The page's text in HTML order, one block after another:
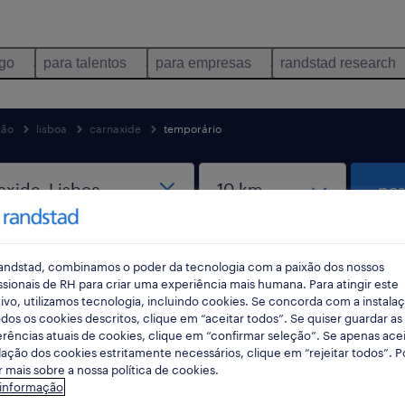
para talentos para empresas randstad research
lisboa carnaxide temporário
empregos disponíveis em
combinamos o poder da tecnologia com a paixão dos nossos
de RH para criar uma experiência mais humana. Para atingir este
utilizamos tecnologia, incluindo cookies. Se concorda com a
os cookies descritos, clique em “aceitar todos”. Se quiser guardar as
atuais de cookies, clique em “confirmar seleção”. Se apenas
dos cookies estritamente necessários, clique em “rejeitar todos”.
mais sobre a nossa política de cookies.